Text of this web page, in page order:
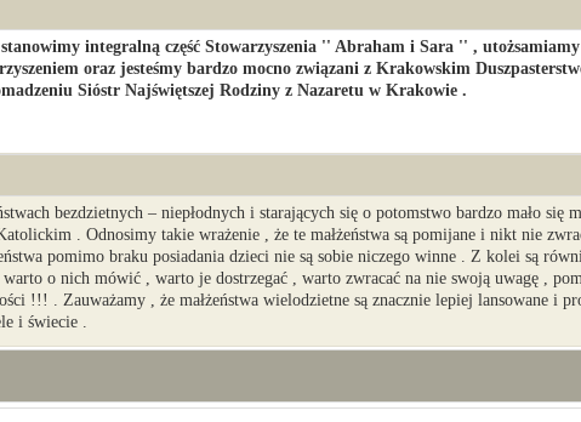
integralną część Stowarzyszenia '' Abraham i Sara '' ,
oraz jesteśmy bardzo mocno związani z Krakowskim
Sióstr Najświętszej Rodziny z Nazaretu w Krakowie .
bezdzietnych – niepłodnych i starających się o potomstwo bardzo mało się
. Odnosimy takie wrażenie , że te małżeństwa są pomijane i nikt nie
pomimo braku posiadania dzieci nie są sobie niczego winne . Z kolei są
o nich mówić , warto je dostrzegać , warto zwracać na nie swoją uwagę ,
!!! . Zauważamy , że małżeństwa wielodzietne są znacznie lepiej lansowane i
i świecie .